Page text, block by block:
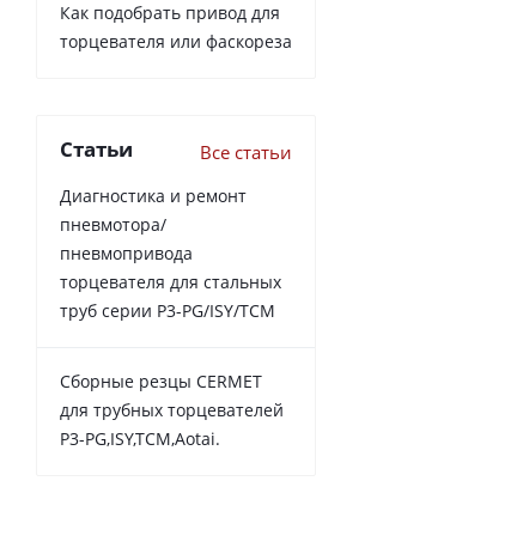
Как подобрать привод для
торцевателя или фаскореза
Статьи Все статьи
Диагностика и ремонт
пневмотора/
пневмопривода
торцевателя для стальных
труб серии P3-PG/ISY/TCM
Сборные резцы CERMET
для трубных торцевателей
P3-PG,ISY,TCM,Aotai.